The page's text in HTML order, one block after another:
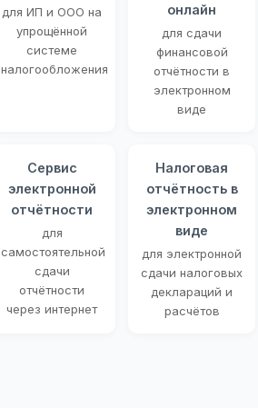
для ИП и ООО на
упрощённой
системе
налогообложения
онлайн
для сдачи
финансовой
отчётности в
электронном
виде
Сервис
электронной
отчётности
для
самостоятельной
сдачи
отчётности
через интернет
Налоговая
отчётность в
электронном
виде
для электронной
сдачи налоговых
деклараций и
расчётов